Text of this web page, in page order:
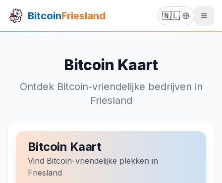
BitcoinFriesland 🇳🇱
Bitcoin Kaart
Ontdek Bitcoin-vriendelijke bedrijven in
Friesland
Bitcoin Kaart
Vind Bitcoin-vriendelijke plekken in
Friesland